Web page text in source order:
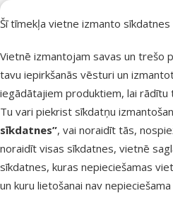
Šī tīmekļa vietne izmanto sīkdatnes
Vietnē izmantojam savas un trešo
tavu iepirkšanās vēsturi un
iegādātajiem produktiem, lai
Tu vari piekrist sīkdatņu
sīkdatnes”, vai noraidīt tās,
noraidīt visas sīkdatnes, vietnē
sīkdatnes, kuras nepieciešamas
un kuru lietošanai nav